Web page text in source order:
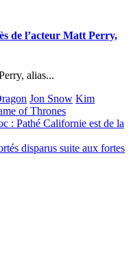
de l’acteur Matt Perry,
alias...
Jon Snow Kim
of Thrones
: Pathé Californie est de la
disparus suite aux fortes